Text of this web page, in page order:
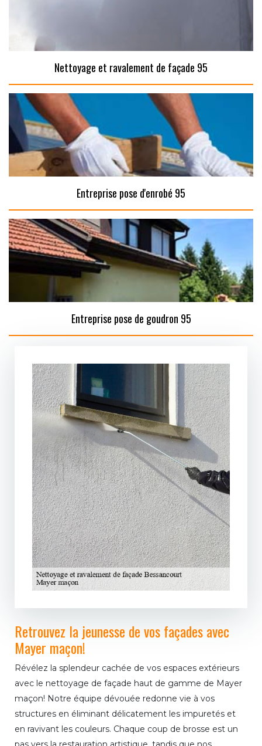
Nettoyage et ravalement de façade 95
Entreprise pose d'enrobé 95
Entreprise pose de goudron 95
Retrouvez la jeunesse de vos façades avec
Mayer maçon!
Révélez la splendeur cachée de vos espaces extérieurs
avec le nettoyage de façade haut de gamme de Mayer
maçon! Notre équipe dévouée redonne vie à vos
structures en éliminant délicatement les impuretés et
en ravivant les couleurs. Chaque coup de brosse est un